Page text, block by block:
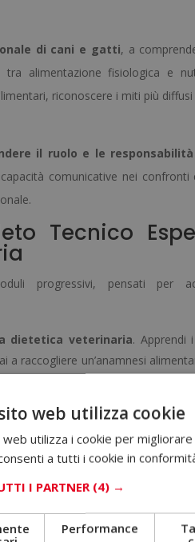
di cani e gatti, a
alimentazione fisiologica e
riconoscere i miti più
il ruolo e le
comunicative nei
Tecnico
progressivi, pensati per
dietetica veterinaria. Apprendi
a raccogliere un’anamnesi
di rischio.
è fondamentale per
energetico. Con
Comprenderai come questi
, distinguendo tra animali
web utilizza cookie
utilizza i cookie per
a tutti i cookie in
I PARTNER (4) →
Performance